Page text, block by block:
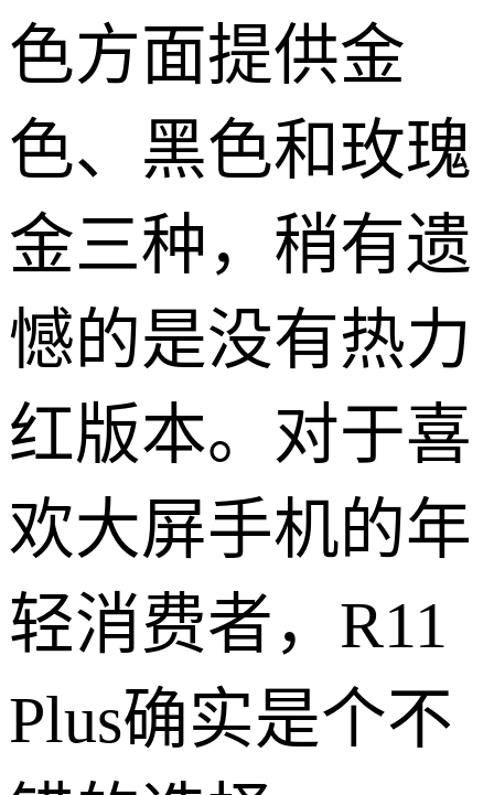
色方面提供金
色、黑色和玫瑰
金三种，稍有遗
憾的是没有热力
红版本。对于喜
欢大屏手机的年
轻消费者，R11
Plus确实是个不